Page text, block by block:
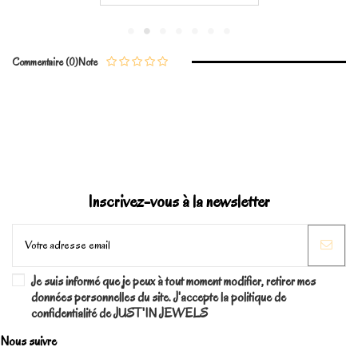
Note
Commentaire (0)
Inscrivez-vous à la newsletter
Je suis informé que je peux à tout moment modifier, retirer mes
données personnelles du site. J'accepte la politique de
confidentialité de JUST'IN JEWELS
Nous suivre